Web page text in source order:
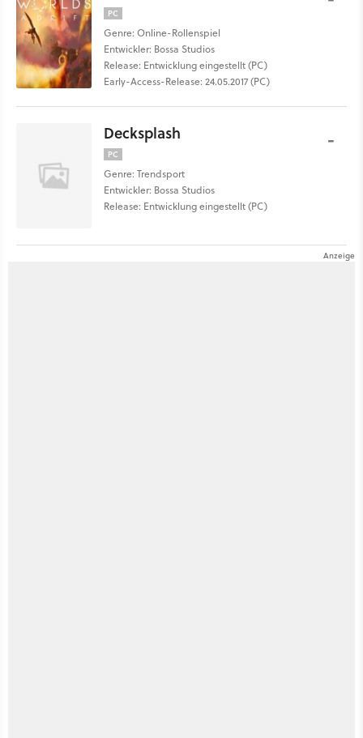
PC
Genre: Online-Rollenspiel
Entwickler: Bossa Studios
Release: Entwicklung eingestellt (PC)
Early-Access-Release: 24.05.2017 (PC)
Decksplash
PC
Genre: Trendsport
Entwickler: Bossa Studios
Release: Entwicklung eingestellt (PC)
-